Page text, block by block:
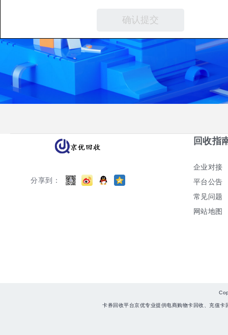
分享到：
回收指
企业对接
平台公告
常见问题
网站地图
卡券回收平台京优专业提供电商购物卡回收、充值